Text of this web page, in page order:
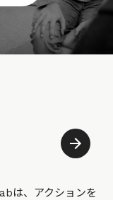
は、アクションを